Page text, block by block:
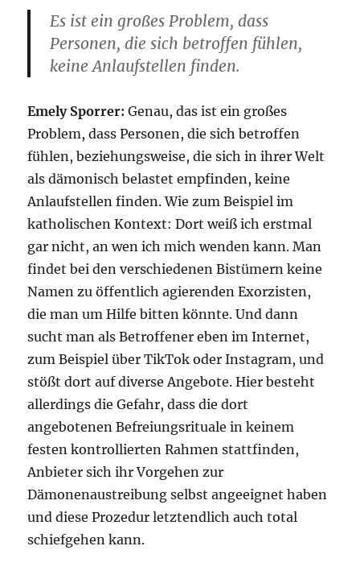
Es ist ein großes Problem, dass
Personen, die sich betroffen fühlen,
keine Anlaufstellen finden.
Emely Sporrer: Genau, das ist ein großes
Problem, dass Personen, die sich betroffen
fühlen, beziehungsweise, die sich in ihrer Welt
als dämonisch belastet empfinden, keine
Anlaufstellen finden. Wie zum Beispiel im
katholischen Kontext: Dort weiß ich erstmal
gar nicht, an wen ich mich wenden kann. Man
findet bei den verschiedenen Bistümern keine
Namen zu öffentlich agierenden Exorzisten,
die man um Hilfe bitten könnte. Und dann
sucht man als Betroffener eben im Internet,
zum Beispiel über TikTok oder Instagram, und
stößt dort auf diverse Angebote. Hier besteht
allerdings die Gefahr, dass die dort
angebotenen Befreiungsrituale in keinem
festen kontrollierten Rahmen stattfinden,
Anbieter sich ihr Vorgehen zur
Dämonenaustreibung selbst angeeignet haben
und diese Prozedur letztendlich auch total
schiefgehen kann.